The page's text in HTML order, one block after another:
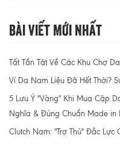
Bài Viết Mới Nhất
Tất Tần Tật Về Các Khu Chợ
Ví Da Nam Liệu Đã Hết Thời?
5 Lưu Ý "Vàng" Khi Mua Cặp
Nghĩa & Đúng Chuẩn Made in
Clutch Nam: "Trợ Thủ" Đắc Lực